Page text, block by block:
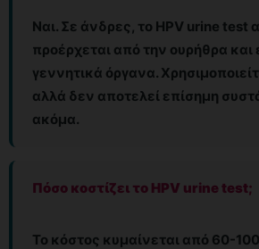
Ναι. Σε άνδρες, το HPV urine test
προέρχεται από την ουρήθρα και
γεννητικά όργανα.
αλλά δεν αποτελεί επίσημη
ακόμα.
Πόσο κοστίζει το HPV urine test;
Το κόστος κυμαίνεται από 60-